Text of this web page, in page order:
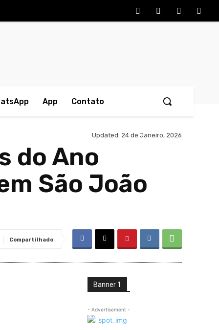
App Contato
Updated: 24 de Janeiro, 2026
do Ano
São João
Compartilhado
Banner 1
- Advertisement -